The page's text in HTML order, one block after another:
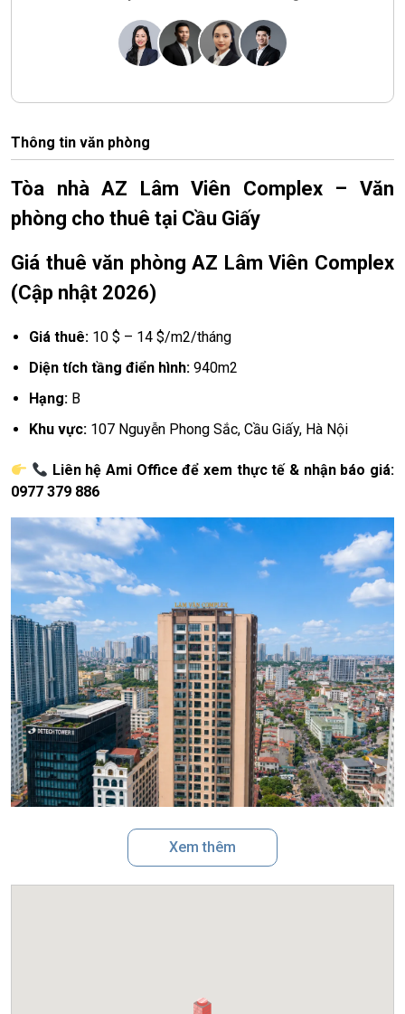
Thông tin văn phòng
Tòa nhà AZ Lâm Viên Complex – Văn
phòng cho thuê tại Cầu Giấy
Giá thuê văn phòng AZ Lâm Viên Complex
(Cập nhật 2026)
Giá thuê: 10 $ – 14 $/m2/tháng
Diện tích tầng điển hình: 940m2
Hạng: B
Khu vực: 107 Nguyễn Phong Sắc, Cầu Giấy, Hà Nội
Liên hệ Ami Office để xem thực tế & nhận báo giá:
0977 379 886
Xem thêm